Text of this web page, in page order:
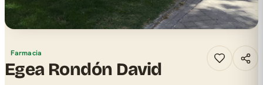
Farmacia
Egea Rondón David